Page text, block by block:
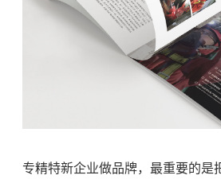
专精特新企业做品牌，最重要的是